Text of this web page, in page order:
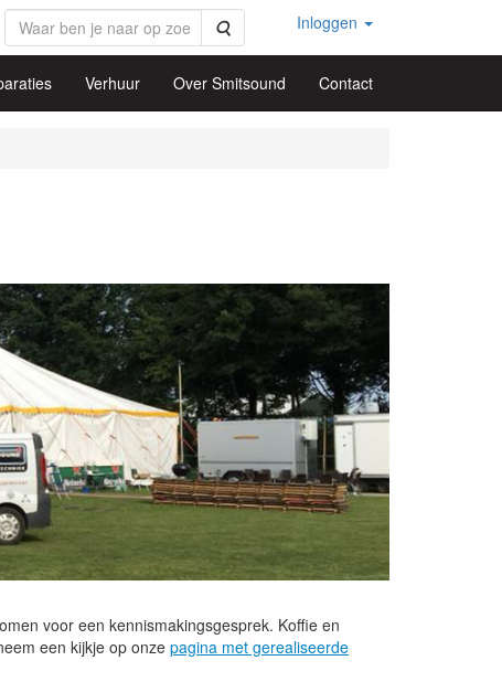
Zoeken Inloggen
Verhuur Over Smitsound Contact
voor een kennismakingsgesprek. Koffie en
een kijkje op onze pagina met gerealiseerde